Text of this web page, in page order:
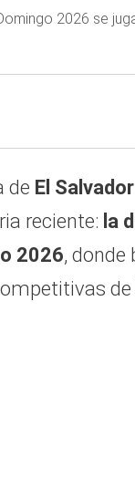
2026 se
de El Salvador
reciente: la
2026, donde
de